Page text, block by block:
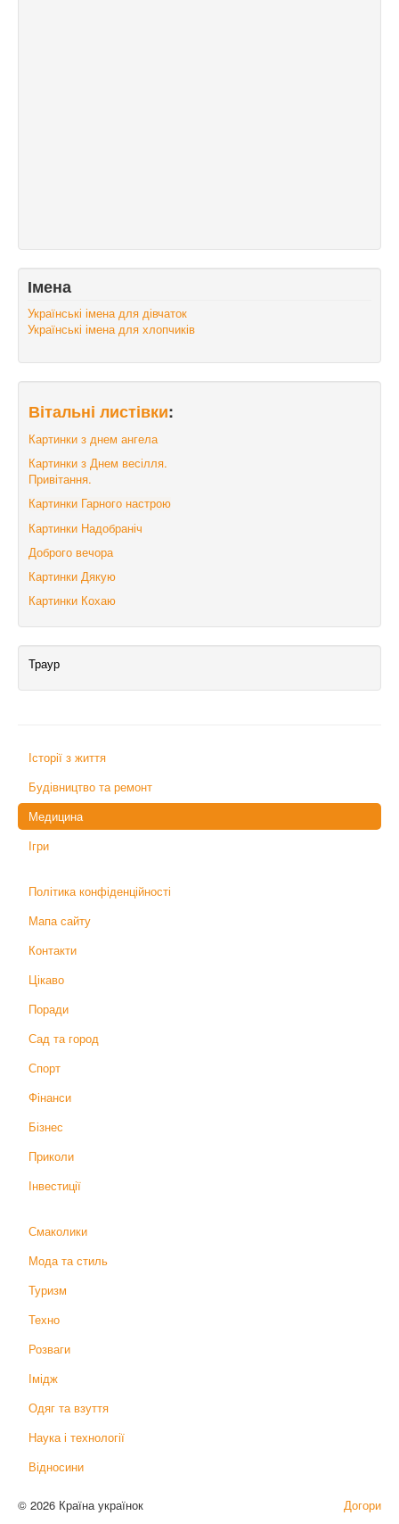
Імена
Українські імена для дівчаток
Українські імена для хлопчиків
Вітальні листівки:
Картинки з днем ангела
Картинки з Днем весілля.
Привітання.
Картинки Гарного настрою
Картинки Надобраніч
Доброго вечора
Картинки Дякую
Картинки Кохаю
Траур
Історії з життя
Будівництво та ремонт
Медицина
Ігри
Політика конфіденційності
Мапа сайту
Контакти
Цікаво
Поради
Сад та город
Спорт
Фінанси
Бізнес
Приколи
Інвестиції
Смаколики
Мода та стиль
Туризм
Техно
Розваги
Імідж
Одяг та взуття
Наука і технології
Відносини
Догори
© 2026 Країна українок